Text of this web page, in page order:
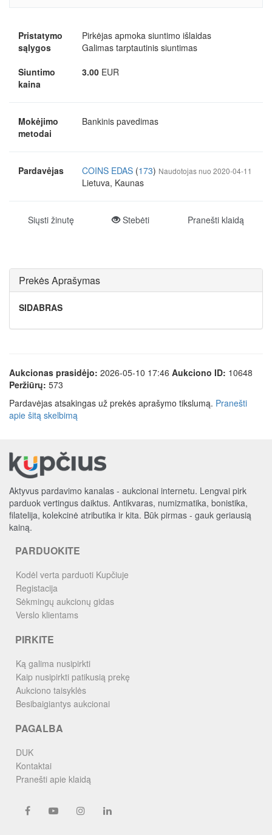
Pristatymo
sąlygos
Pirkėjas apmoka siuntimo išlaidas
Galimas tarptautinis siuntimas
Siuntimo
kaina
3.00EUR
Mokėjimo
metodai
Bankinis pavedimas
Pardavėjas COINS EDAS(173) Naudotojas nuo 2020-04-11
Lietuva, Kaunas
Siųsti žinutę Stebėti Pranešti klaidą
Prekės Aprašymas
SIDABRAS
Aukcionas prasidėjo: 2026-05-10 17:46 Aukciono ID: 10648
Peržiūrų: 573
Pardavėjas atsakingas už prekės aprašymo tikslumą. Pranešti
apie šitą skelbimą
Aktyvus pardavimo kanalas - aukcionai internetu. Lengvai pirk
parduok vertingus daiktus. Antikvaras, numizmatika, bonistika,
filatelija, kolekcinė atributika ir kita. Būk pirmas - gauk geriausią
kainą.
PARDUOKITE
Kodėl verta parduoti Kupčiuje
Registacija
Sėkmingų aukcionų gidas
Verslo klientams
PIRKITE
Ką galima nusipirkti
Kaip nusipirkti patikusią prekę
Aukciono taisyklės
Besibaigiantys aukcionai
PAGALBA
DUK
Kontaktai
Pranešti apie klaidą